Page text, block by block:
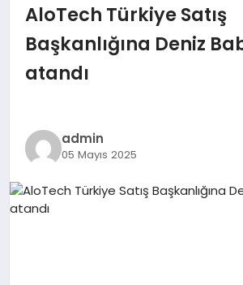
MAGAZIN
EKONOMI
EĞITIM
AloTech Türkiye Satış
Başkanlığına Deniz
atandı
admin
05 Mayıs 2025